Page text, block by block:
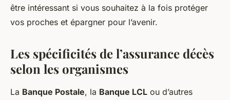
être intéressant si vous souhaitez à la fois protéger
vos proches et épargner pour l’avenir.
Les spécificités de l’assurance décès
selon les organismes
La Banque Postale, la Banque LCL ou d’autres